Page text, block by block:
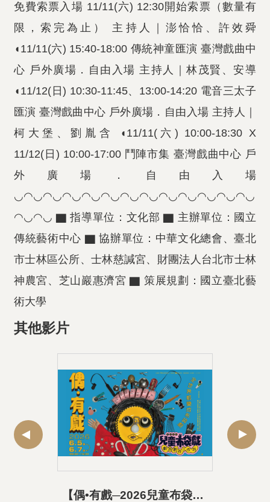
免費索票入場 11/11(六) 12:30開始索票（數量有
限，索完為止） 主持人｜澎恰恰、許效舜
◖11/11(六) 15:40-18:00 傳統神童匯演 臺灣戲曲中
心 戶外廣場．自由入場 主持人｜林茂賢、安導
◖11/12(日) 10:30-11:45、13:00-14:20 電音三太子
匯演 臺灣戲曲中心 戶外廣場．自由入場 主持人｜
柯大堡、劉胤含 ◖11/11(六) 10:00-18:30 X
11/12(日) 10:00-17:00 鬥陣市集 臺灣戲曲中心 戶
外廣場．自由入場
◡◠◡◠◡◠◡◠◡◠◡◠◡◠◡◠◡◠◡◠◡◠◡◠◡
◠◡◠◡ ▇ 指導單位：文化部 ▇ 主辦單位：國立
傳統藝術中心 ▇ 協辦單位：中華文化總會、臺北
市士林區公所、士林慈諴宮、財團法人台北市士林
神農宮、芝山巖惠濟宮 ▇ 策展規劃：國立臺北藝
術大學
其他影片
【偶•有戲─2026兒童布袋戲劇本創作工作坊】活動精華